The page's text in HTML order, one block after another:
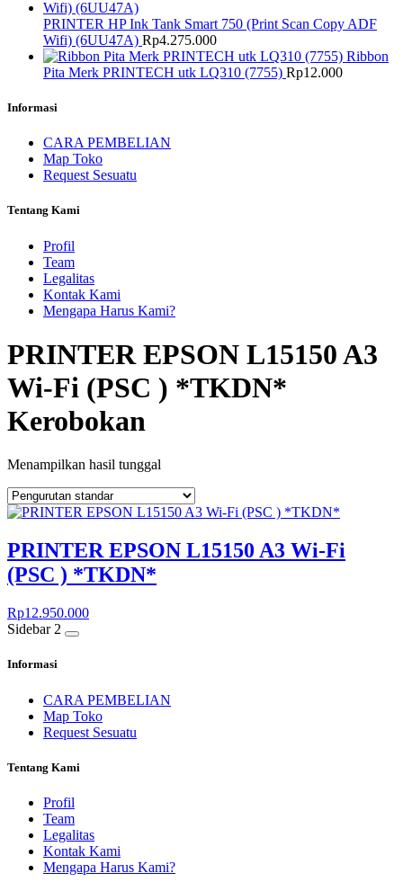
PRINTER HP Ink Tank Smart 750 (Print Scan Copy ADF
Wifi) (6UU47A) Rp4.275.000
Ribbon
Pita Merk PRINTECH utk LQ310 (7755) Rp12.000
Informasi
CARA PEMBELIAN
Map Toko
Request Sesuatu
Tentang Kami
Profil
Team
Legalitas
Kontak Kami
Mengapa Harus Kami?
PRINTER EPSON L15150 A3
Wi-Fi (PSC ) *TKDN*
Kerobokan
Menampilkan hasil tunggal
PRINTER EPSON L15150 A3 Wi-Fi
(PSC ) *TKDN*
Rp12.950.000
Sidebar 2
Informasi
CARA PEMBELIAN
Map Toko
Request Sesuatu
Tentang Kami
Profil
Team
Legalitas
Kontak Kami
Mengapa Harus Kami?